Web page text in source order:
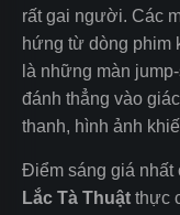
rất gai người. Các
hứng từ dòng phim
là những màn
đánh thẳng vào
thanh, hình ảnh
Điểm sáng giá nhất
Lắc Tà Thuật thực